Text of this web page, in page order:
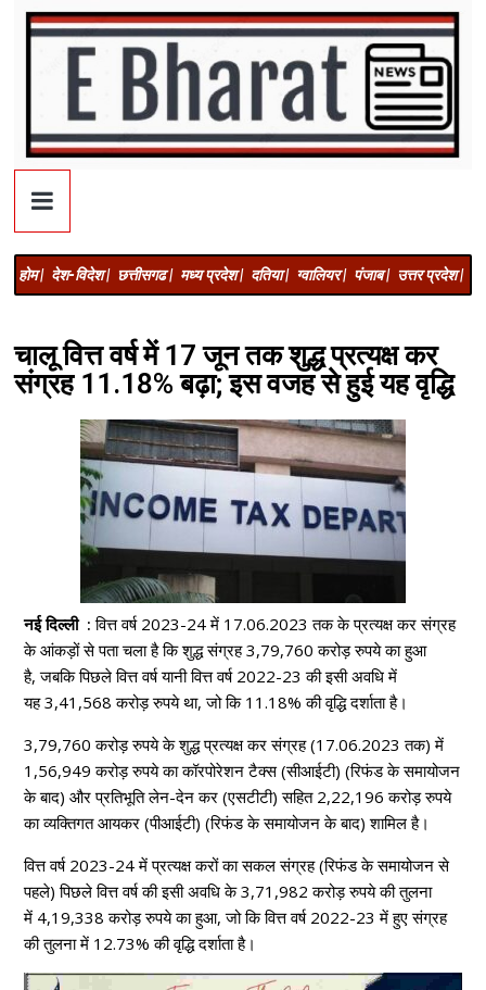
होम | देश-विदेश | छत्तीसगढ | मध्य प्रदेश | दतिया | ग्वालियर | पंजाब | उत्तर प्रदेश |
चालू वित्त वर्ष में 17 जून तक शुद्ध प्रत्यक्ष कर
संग्रह 11.18% बढ़ा; इस वजह से हुई यह वृद्धि
नई दिल्ली : वित्त वर्ष 2023-24 में 17.06.2023 तक के प्रत्यक्ष कर संग्रह
के आंकड़ों से पता चला है कि शुद्ध संग्रह 3,79,760 करोड़ रुपये का हुआ
है, जबकि पिछले वित्त वर्ष यानी वित्त वर्ष 2022-23 की इसी अवधि में
यह 3,41,568 करोड़ रुपये था, जो कि 11.18% की वृद्धि दर्शाता है।
3,79,760 करोड़ रुपये के शुद्ध प्रत्यक्ष कर संग्रह (17.06.2023 तक) में
1,56,949 करोड़ रुपये का कॉरपोरेशन टैक्स (सीआईटी) (रिफंड के समायोजन
के बाद) और प्रतिभूति लेन-देन कर (एसटीटी) सहित 2,22,196 करोड़ रुपये
का व्यक्तिगत आयकर (पीआईटी) (रिफंड के समायोजन के बाद) शामिल है।
वित्त वर्ष 2023-24 में प्रत्यक्ष करों का सकल संग्रह (रिफंड के समायोजन से
पहले) पिछले वित्त वर्ष की इसी अवधि के 3,71,982 करोड़ रुपये की तुलना
में 4,19,338 करोड़ रुपये का हुआ, जो कि वित्त वर्ष 2022-23 में हुए संग्रह
की तुलना में 12.73% की वृद्धि दर्शाता है।